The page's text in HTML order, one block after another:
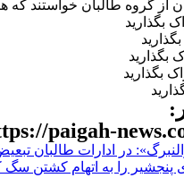
گروه طالبان خواستند که
paigah-
در ادارات طالبان